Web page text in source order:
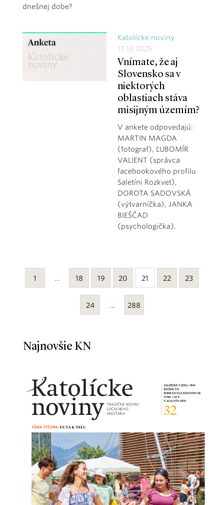
dnešnej dobe?
Katolícke noviny
17.10.2025
Vnímate, že aj
Slovensko sa v
niektorých
oblastiach stáva
misijným územím?
V ankete odpovedajú:
MARTIN MAGDA
(fotograf), ĽUBOMÍR
VALIENT (správca
facebookového profilu
Saletíni Rozkvet),
DOROTA SADOVSKÁ
(výtvarníčka), JANKA
BIEŠČAD
(psychologička).
1 … 18 19 20 21 22 23
24 … 288
Najnovšie KN